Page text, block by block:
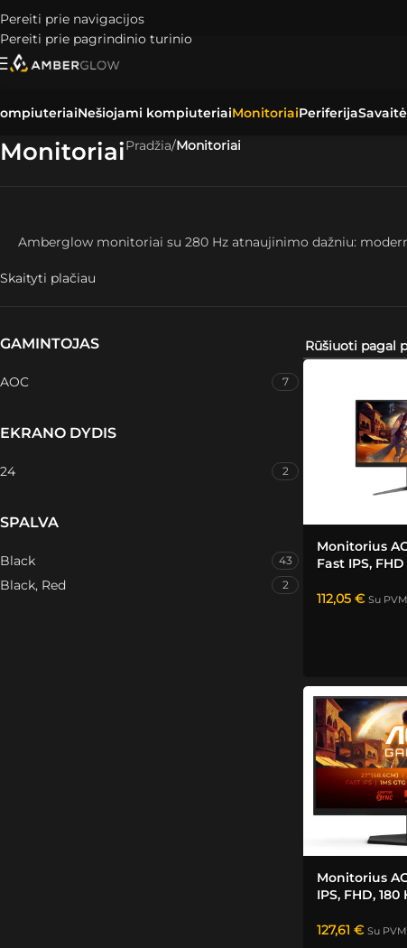
Pereiti prie navigacijos
Pereiti prie pagrindinio turinio
Nešiojami kompiuteriaiMonitoriaiPeriferija
MonitoriaiPradžia/Monitoriai
Amberglow monitoriai su 280 Hz atnaujinimo dažniu:
Skaityti plačiau
GAMINTOJAS
AOC 7
EKRANO DYDIS
24 2
SPALVA
Black 43
Black, Red 2
Monitorius
Fast IPS,
112,05 € Su PVM
Monitorius
IPS, FHD, 180
127,61 € Su PVM